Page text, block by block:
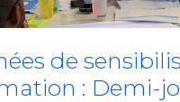
de
: Demi-